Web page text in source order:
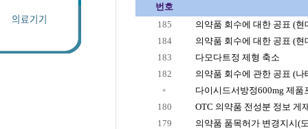
번호
185
의약품 회수에 대한 공표 (
184
의약품 회수에 대한 공표 (
183
다모다트정 제형 축소
182
의약품 회수에 관한 공표 (
다이시드서방정600mg 제품
180
OTC 의약품 전성분 정보 게
179
의약품 품목허가 변경지시(